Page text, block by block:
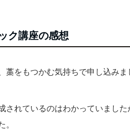
ク講座の感想
藁をもつかむ気持ちで申し込みま
されているのはわかっていまし